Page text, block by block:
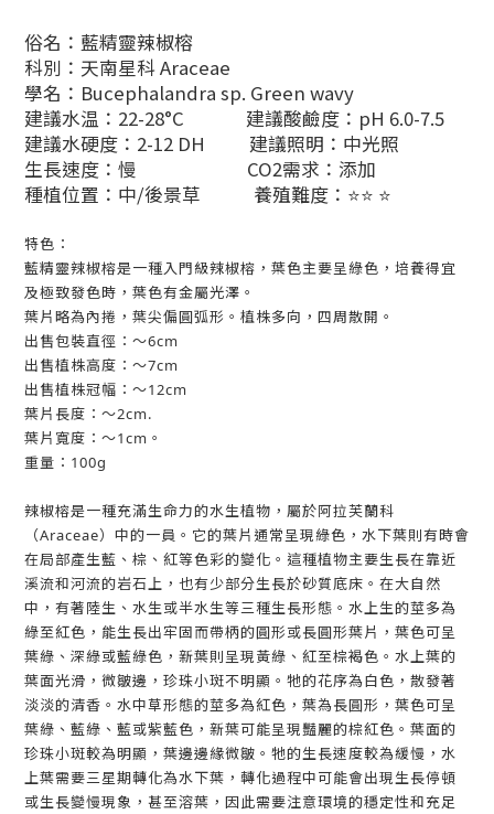
俗名：藍精靈辣椒榕
科別：天南星科 Araceae
學名：Bucephalandra sp. Green wavy
建議水温：22-28°C 建議酸鹼度：pH 6.0-7.5
建議水硬度：2-12 DH 建議照明：中光照
生長速度：慢 CO2需求：添加
種植位置：中/後景草 養殖難度：⭐⭐ ⭐
特色：
藍精靈辣椒榕是一種入門級辣椒榕，葉色主要呈綠色，培養得宜
及極致發色時，葉色有金屬光澤。
葉片略為內捲，葉尖偏圓弧形。植株多向，四周散開。
出售包裝直徑：～6cm
出售植株高度：～7cm
出售植株冠幅：～12cm
葉片長度：～2cm.
葉片寬度：～1cm。
重量：100g
辣椒榕是一種充滿生命力的水生植物，屬於阿拉芙蘭科
（Araceae）中的一員。它的葉片通常呈現綠色，水下葉則有時會
在局部產生藍、棕、紅等色彩的變化。這種植物主要生長在靠近
溪流和河流的岩石上，也有少部分生長於砂質底床。在大自然
中，有著陸生、水生或半水生等三種生長形態。水上生的莖多為
綠至紅色，能生長出牢固而帶柄的圓形或長圓形葉片，葉色可呈
葉綠、深綠或藍綠色，新葉則呈現黃綠、紅至棕褐色。水上葉的
葉面光滑，微皺邊，珍珠小斑不明顯。牠的花序為白色，散發著
淡淡的清香。水中草形態的莖多為紅色，葉為長圓形，葉色可呈
葉綠、藍綠、藍或紫藍色，新葉可能呈現豔麗的棕紅色。葉面的
珍珠小斑較為明顯，葉邊邊緣微皺。牠的生長速度較為緩慢，水
上葉需要三星期轉化為水下葉，轉化過程中可能會出現生長停頓
或生長變慢現象，甚至溶葉，因此需要注意環境的穩定性和充足